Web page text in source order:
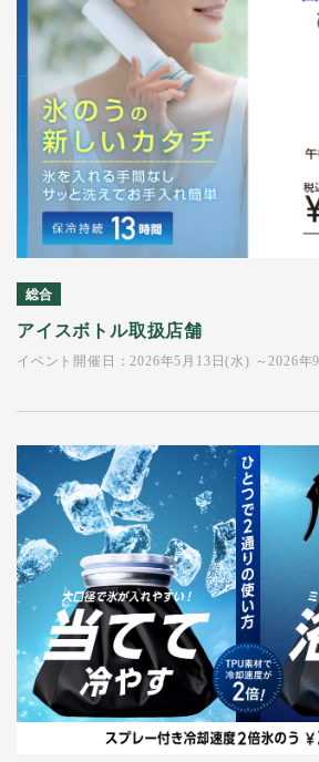
総合
アイスボトル取扱店舗
イベント開催日：2026年5月13日(水) ～2026年